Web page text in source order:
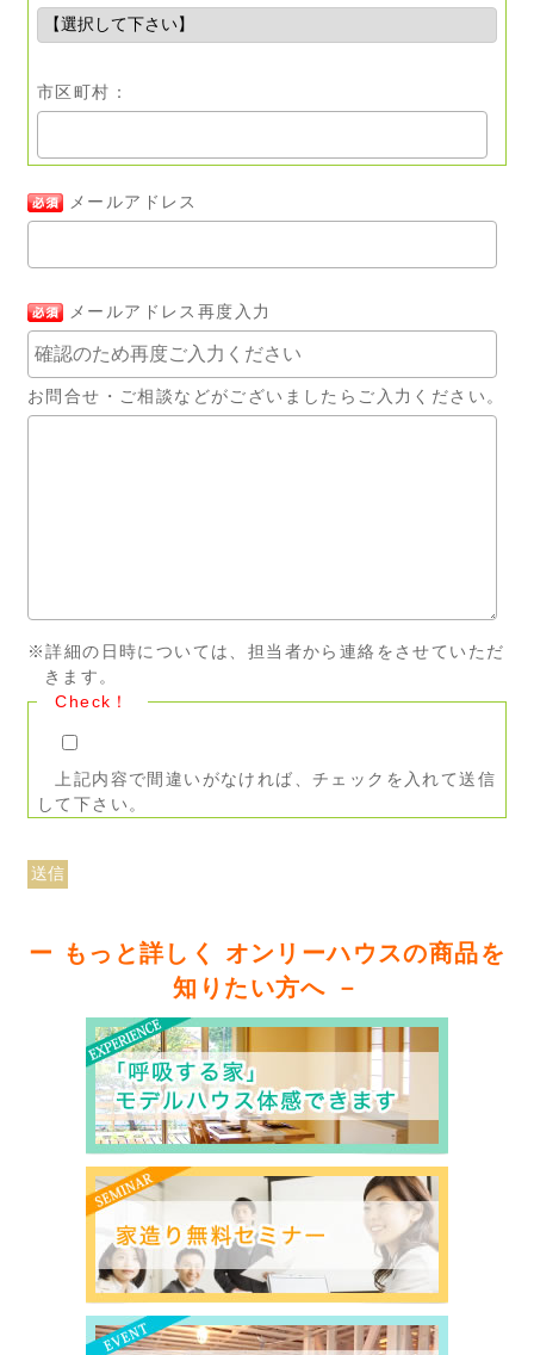
市区町村：
メールアドレス
メールアドレス再度入力
お問合せ・ご相談などがございましたらご入力ください。
※詳細の日時については、担当者から連絡をさせていただ
きます。
Check！
上記内容で間違いがなければ、チェックを入れて送信
して下さい。
ー もっと詳しく オンリーハウスの商品を
知りたい方へ －